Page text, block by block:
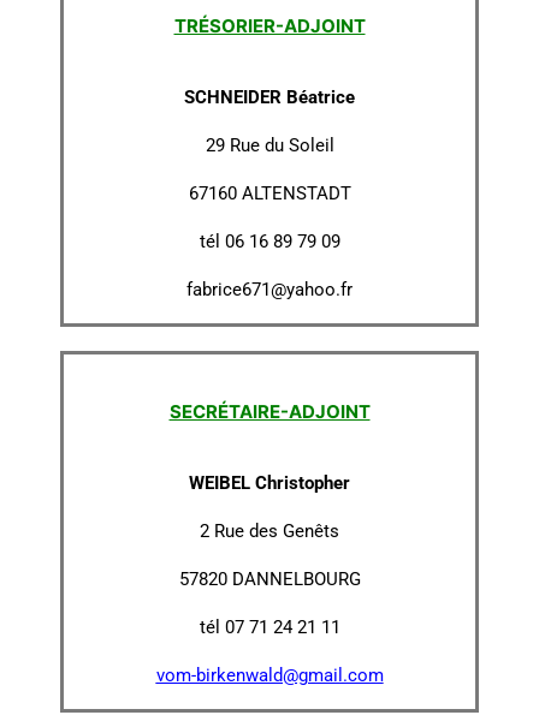
TRÉSORIER-ADJOINT
SCHNEIDER Béatrice
29 Rue du Soleil
67160 ALTENSTADT
tél 06 16 89 79 09
fabrice671@yahoo.fr
SECRÉTAIRE-ADJOINT
WEIBEL Christopher
2 Rue des Genêts
57820 DANNELBOURG
tél 07 71 24 21 11
vom-birkenwald@gmail.com